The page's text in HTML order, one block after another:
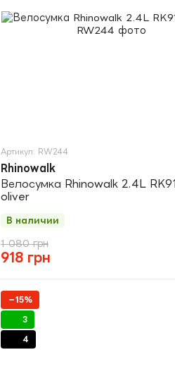
Артикул: RW244
Rhinowalk
Велосумка Rhinowalk 2.4L
oliver
1 080 грн
918 грн
В наличии
−15%
3
4